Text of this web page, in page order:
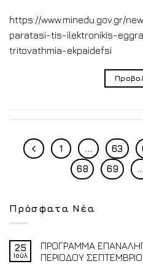
https://www.minedu.gov.gr/
paratasi-tis-ilektronikis-
tritovathmia-ekpaidefsi
1 … 63
68
69 …
Πρόσφατα Νέα
25
Ιούλ
ΠΡΟΓΡΑΜΜΑ
ΠΕΡΙΟΔΟΥ